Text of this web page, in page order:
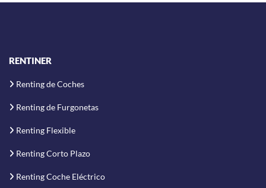
RENTINER
Renting de Coches
Renting de Furgonetas
Renting Flexible
Renting Corto Plazo
Renting Coche Eléctrico